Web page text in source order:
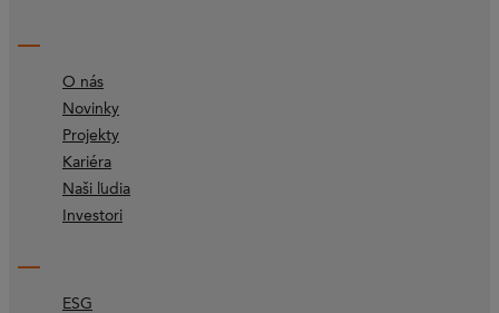
O nás
Novinky
Projekty
Kariéra
Naši ľudia
Investori
ESG